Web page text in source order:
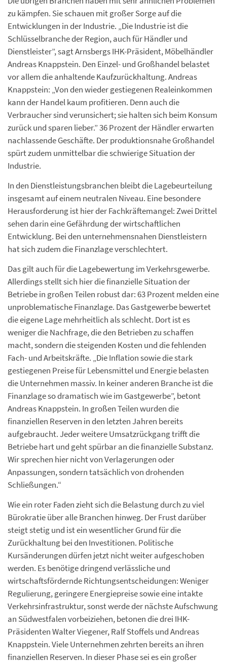
zu kämpfen. Sie schauen mit großer Sorge auf die
Entwicklungen in der Industrie. „Die Industrie ist die
Schlüsselbranche der Region, auch für Händler und
Dienstleister”, sagt Arnsbergs IHK-Präsident, Möbelhändler
Andreas Knappstein. Den Einzel- und Großhandel belastet
vor allem die anhaltende Kaufzurückhaltung. Andreas
Knappstein: „Von den wieder gestiegenen Realeinkommen
kann der Handel kaum profitieren. Denn auch die
Verbraucher sind verunsichert; sie halten sich beim Konsum
zurück und sparen lieber.” 36 Prozent der Händler erwarten
nachlassende Geschäfte. Der produktionsnahe Großhandel
spürt zudem unmittelbar die schwierige Situation der
Industrie.
In den Dienstleistungsbranchen bleibt die Lagebeurteilung
insgesamt auf einem neutralen Niveau. Eine besondere
Herausforderung ist hier der Fachkräftemangel: Zwei Drittel
sehen darin eine Gefährdung der wirtschaftlichen
Entwicklung. Bei den unternehmensnahen Dienstleistern
hat sich zudem die Finanzlage verschlechtert.
Das gilt auch für die Lagebewertung im Verkehrsgewerbe.
Allerdings stellt sich hier die finanzielle Situation der
Betriebe in großen Teilen robust dar: 63 Prozent melden eine
unproblematische Finanzlage. Das Gastgewerbe bewertet
die eigene Lage mehrheitlich als schlecht. Dort ist es
weniger die Nachfrage, die den Betrieben zu schaffen
macht, sondern die steigenden Kosten und die fehlenden
Fach- und Arbeitskräfte. „Die Inflation sowie die stark
gestiegenen Preise für Lebensmittel und Energie belasten
die Unternehmen massiv. In keiner anderen Branche ist die
Finanzlage so dramatisch wie im Gastgewerbe”, betont
Andreas Knappstein. In großen Teilen wurden die
finanziellen Reserven in den letzten Jahren bereits
aufgebraucht. Jeder weitere Umsatzrückgang trifft die
Betriebe hart und geht spürbar an die finanzielle Substanz.
Wir sprechen hier nicht von Verlagerungen oder
Anpassungen, sondern tatsächlich von drohenden
Schließungen.“
Wie ein roter Faden zieht sich die Belastung durch zu viel
Bürokratie über alle Branchen hinweg. Der Frust darüber
steigt stetig und ist ein wesentlicher Grund für die
Zurückhaltung bei den Investitionen. Politische
Kursänderungen dürfen jetzt nicht weiter aufgeschoben
werden. Es benötige dringend verlässliche und
wirtschaftsfördernde Richtungsentscheidungen: Weniger
Regulierung, geringere Energiepreise sowie eine intakte
Verkehrsinfrastruktur, sonst werde der nächste Aufschwung
an Südwestfalen vorbeiziehen, betonen die drei IHK-
Präsidenten Walter Viegener, Ralf Stoffels und Andreas
Knappstein. Viele Unternehmen zehrten bereits an ihren
finanziellen Reserven. In dieser Phase sei es ein großer